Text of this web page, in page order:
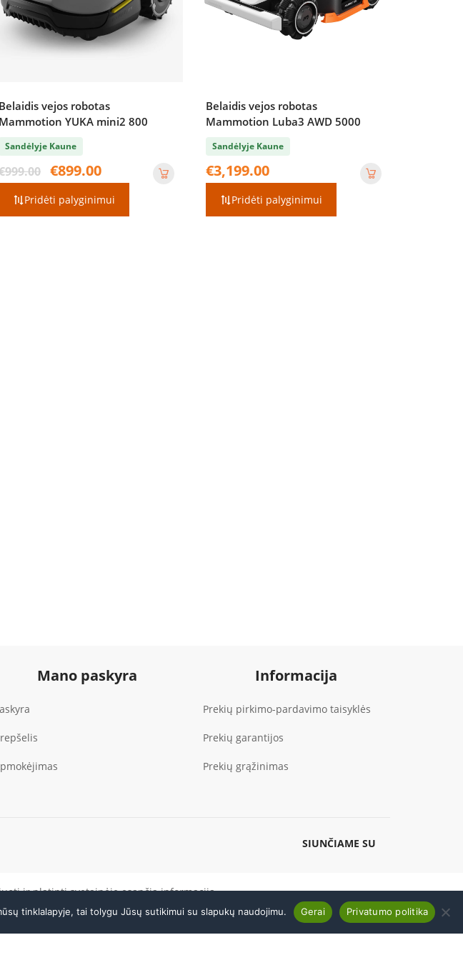
Belaidis vejos robotas
Mammotion YUKA mini2 800
Sandėlyje Kaune
999.00
Original
price
was:
€999.00.
€899.00Current
Pridėti palyginimui
Belaidis vejos robotas
Mammotion Luba3 AWD 5000
Sandėlyje Kaune
€3,199.00
Pridėti palyginimui
Mano paskyra Informacija
Prekių pirkimo-pardavimo taisyklės
Prekių garantijos
Prekių grąžinimas
SIUNČIAME SU
ir platinti svetainėje esančią informaciją
/ SERVISAS EL. PARDUOTUVĖ
tinklalapyje, tai tolygu Jūsų sutikimui su slapukų naudojimu. Gerai Privatumo politika